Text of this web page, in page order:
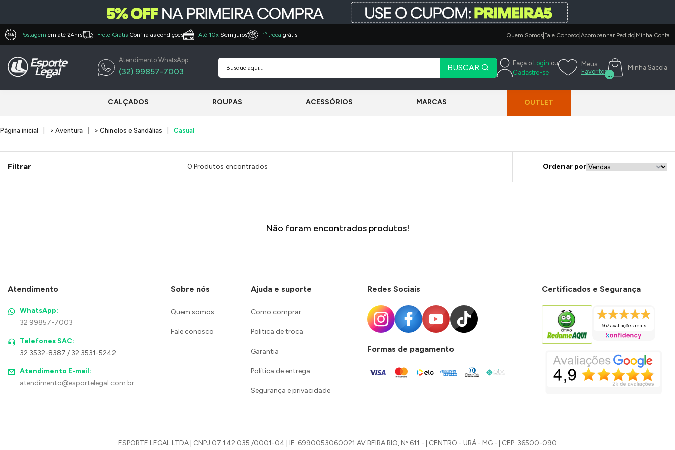
Postagem em até 24hrs Frete Grátis Confira as condições Até 10x Sem juros 1º troca grátis Quem Somos Fale Conosco Acompanhar Pedido Minha Conta
Atendimento WhatsApp
(32) 99857-7003 BUSCAR Faça o Login ou
Cadastre-se
Meus
Favoritos
Minha Sacola
...
CALÇADOS ROUPAS ACESSÓRIOS MARCAS OUTLET
Página inicial > Aventura > Chinelos e Sandálias Casual
Filtrar 0 Produtos encontrados Ordenar por
Não foram encontrados produtos!
Atendimento
WhatsApp:
32 99857-7003
Telefones SAC:
32 3532-8387 / 32 3531-5242
Atendimento E-mail:
atendimento@esportelegal.com.br
Sobre nós
Quem somos
Fale conosco
Ajuda e suporte
Como comprar
Politica de troca
Garantia
Politica de entrega
Segurança e privacidade
Redes Sociais
Formas de pagamento
Certificados e Segurança
567 avaliações reais
ESPORTE LEGAL LTDA | CNPJ:07.142.035./0001-04 | IE: 6990053060021 AV BEIRA RIO, Nº 611 - | CENTRO - UBÁ - MG - | CEP: 36500-090